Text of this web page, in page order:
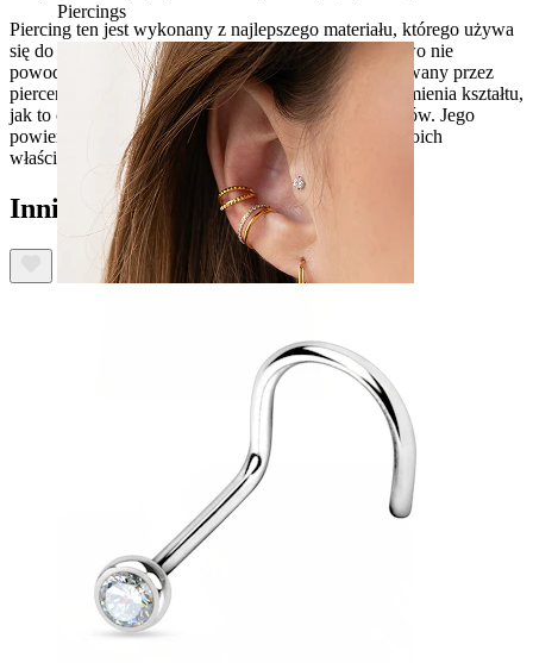
Piercings
Piercing ten jest wykonany z najlepszego materiału, którego używa
się do wykonywania kolczyków - tytanu. To tworzywo nie
powoduje żadnych alergii, dlatego też jest często używany przez
piercerów. Jest też bardzo twarde, dzięki czemu nie zmienia kształtu,
jak to czasem dzieje się w przypadku innych materiałów. Jego
powierzchnia nie odbarwia się, a materiał nie traci swoich
właściwości nawet po dłuższym czasie.
Inni również kupili